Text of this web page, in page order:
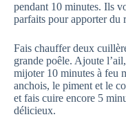
pendant 10 minutes. Ils
parfaits pour apporter du
Fais chauffer deux
grande poêle. Ajoute
mijoter 10 minutes à feu
anchois, le piment et le
et fais cuire encore 5
délicieux.